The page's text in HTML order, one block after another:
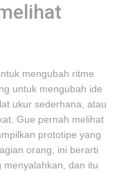
mengubah ritme
untuk mengubah ide
ukur sederhana, atau
Gue pernah melihat
prototipe yang
orang, ini berarti
dan itu